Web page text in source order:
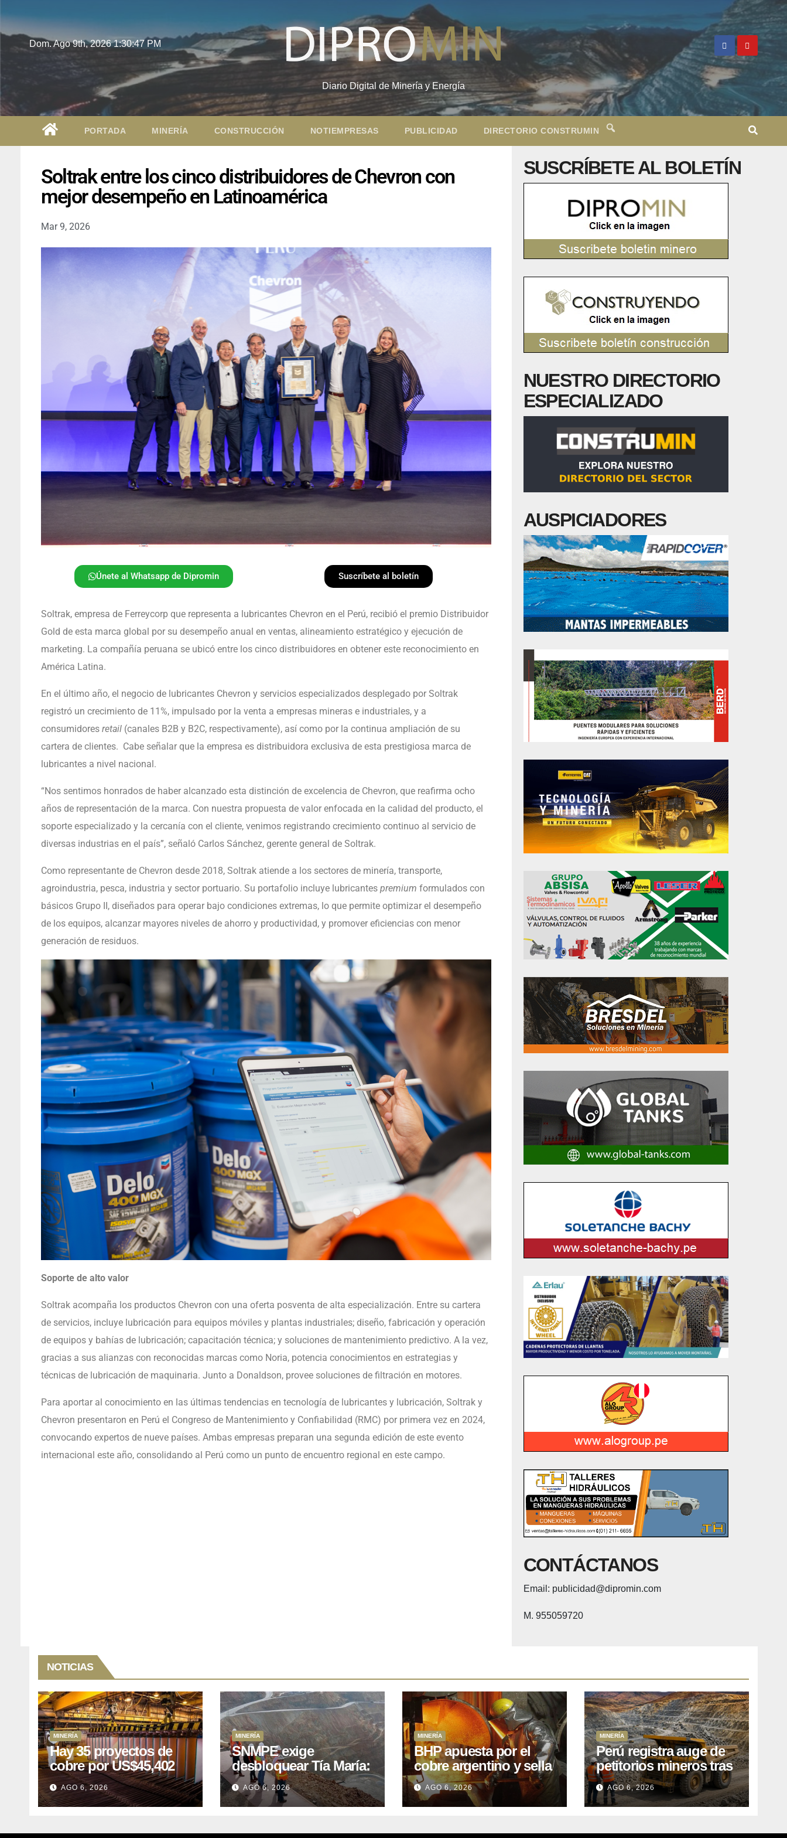
Dom. Ago 9th, 20261:30:48 PM
Diario Digital de Minería y Energía
PORTADA MINERÍA CONSTRUCCIÓN NOTIEMPRESAS PUBLICIDAD DIRECTORIO CONSTRUMIN
Soltrak entre los cinco distribuidores de Chevron con
mejor desempeño en Latinoamérica
Mar 9, 2026
Únete al Whatsapp de Dipromin Suscríbete al boletín
Soltrak, empresa de Ferreycorp que representa a lubricantes Chevron en el Perú, recibió el premio Distribuidor
Gold de esta marca global por su desempeño anual en ventas, alineamiento estratégico y ejecución de
marketing. La compañía peruana se ubicó entre los cinco distribuidores en obtener este reconocimiento en
América Latina.
En el último año, el negocio de lubricantes Chevron y servicios especializados desplegado por Soltrak
registró un crecimiento de 11%, impulsado por la venta a empresas mineras e industriales, y a
consumidores retail(canales B2B y B2C, respectivamente), así como por la continua ampliación de su
cartera de clientes. Cabe señalar que la empresa es distribuidora exclusiva de esta prestigiosa marca de
lubricantes a nivel nacional.
“Nos sentimos honrados de haber alcanzado esta distinción de excelencia de Chevron, que reafirma ocho
años de representación de la marca. Con nuestra propuesta de valor enfocada en la calidad del producto, el
soporte especializado y la cercanía con el cliente, venimos registrando crecimiento continuo al servicio de
diversas industrias en el país”, señaló Carlos Sánchez, gerente general de Soltrak.
Como representante de Chevron desde 2018, Soltrak atiende a los sectores de minería, transporte,
agroindustria, pesca, industria y sector portuario. Su portafolio incluye lubricantes premium formulados con
básicos Grupo II, diseñados para operar bajo condiciones extremas, lo que permite optimizar el desempeño
de los equipos, alcanzar mayores niveles de ahorro y productividad, y promover eficiencias con menor
generación de residuos.
Soporte de alto valor
Soltrak acompaña los productos Chevron con una oferta posventa de alta especialización. Entre su cartera
de servicios, incluye lubricación para equipos móviles y plantas industriales; diseño, fabricación y operación
de equipos y bahías de lubricación; capacitación técnica; y soluciones de mantenimiento predictivo. A la vez,
gracias a sus alianzas con reconocidas marcas como Noria, potencia conocimientos en estrategias y
técnicas de lubricación de maquinaria. Junto a Donaldson, provee soluciones de filtración en motores.
Para aportar al conocimiento en las últimas tendencias en tecnología de lubricantes y lubricación, Soltrak y
Chevron presentaron en Perú el Congreso de Mantenimiento y Confiabilidad (RMC) por primera vez en 2024,
convocando expertos de nueve países. Ambas empresas preparan una segunda edición de este evento
internacional este año, consolidando al Perú como un punto de encuentro regional en este campo.
SUSCRÍBETE AL BOLETÍN
NUESTRO DIRECTORIO
ESPECIALIZADO
AUSPICIADORES
CONTÁCTANOS
Email: publicidad@dipromin.com
M. 955059720
NOTICIAS
MINERÍA
Hay 35 proyectos de
cobre por US$45,402
millones que Perú
puede aprovechar
AGO 6, 2026
MINERÍA
SNMPE exige
desbloquear Tía María:
el proyecto de
US$1.400M que Perú
lleva 15 años
AGO 6, 2026
MINERÍA
BHP apuesta por el
cobre argentino y sella
acuerdo con Kobrea
para siete proyecto
AGO 6, 2026
MINERÍA
Perú registra auge de
petitorios mineros tras
liberación de más de
mil concesiones para
explorar cobre y oro
AGO 6, 2026